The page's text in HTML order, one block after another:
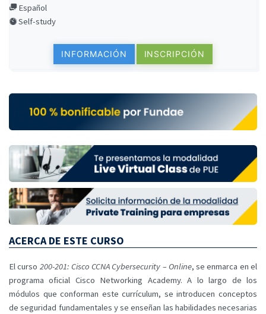
Español
Self-study
INFORMACIÓN INSCRIPCIÓN
ACERCA DE ESTE CURSO
El curso 200-201: Cisco CCNA Cybersecurity – Online, se enmarca en el
programa oficial Cisco Networking Academy. A lo largo de los
módulos que conforman este currículum, se introducen conceptos
de seguridad fundamentales y se enseñan las habilidades necesarias